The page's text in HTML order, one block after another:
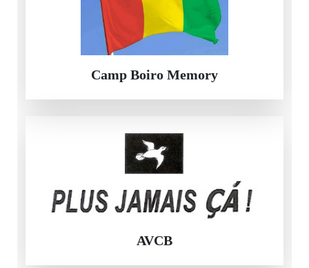
Camp Boiro Memory
AVCB